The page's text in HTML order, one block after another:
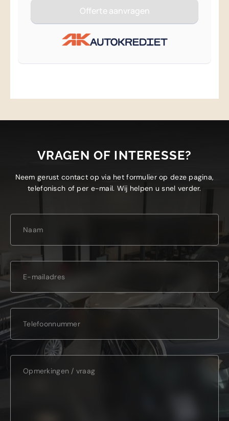
VRAGEN OF INTERESSE?
Neem gerust contact op via het formulier op deze pagina,
telefonisch of per e-mail. Wij helpen u snel verder.